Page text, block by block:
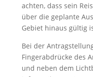
achten, dass sein
über die geplante
Gebiet hinaus gültig
Bei der
Fingerabdrücke des
und neben dem